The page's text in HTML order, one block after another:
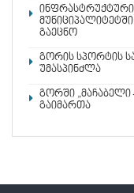
გაეცნო
გორის სპორტის
უმასპინძლა
გორში „მაჩაბელი
გაიმართა